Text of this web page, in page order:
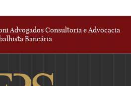
Advogados Consultoria e Advocacia
Bancária